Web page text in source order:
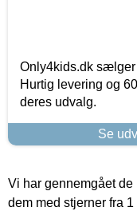
Only4kids.dk sælger
Hurtig levering og
deres udvalg.
Se
Vi har gennemgået
dem med stjerner fra